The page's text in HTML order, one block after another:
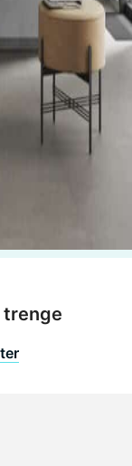
trenge